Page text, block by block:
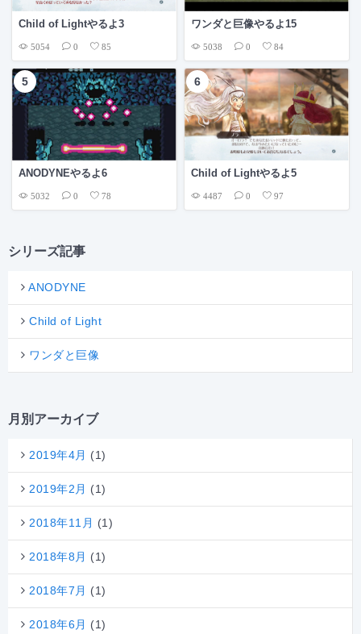
Child of Lightやるよ3
5054 0 85
ワンダと巨像やるよ15
5038 0 84
ANODYNEやるよ6
5032 0 78
Child of Lightやるよ5
4487 0 97
シリーズ記事
ANODYNE
Child of Light
ワンダと巨像
月別アーカイブ
2019年4月 (1)
2019年2月 (1)
2018年11月 (1)
2018年8月 (1)
2018年7月 (1)
2018年6月 (1)